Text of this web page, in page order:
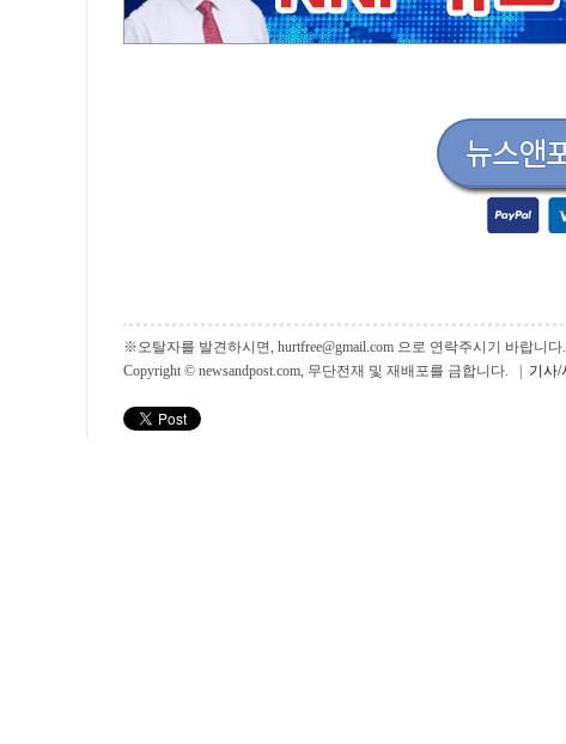
※오탈자를 발견하시면, hurtfree@gmail.com 으로 연락주시기 바랍니
Copyright © newsandpost.com, 무단전재 및 재배포를 금합니다. | 기사/